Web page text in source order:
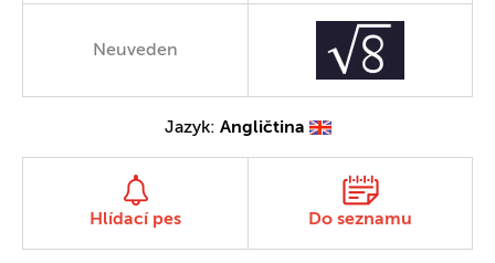
Neuveden
Jazyk: Angličtina
Hlídací pes Do seznamu